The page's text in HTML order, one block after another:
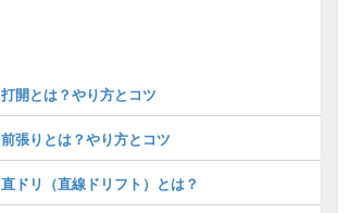
打開とは？やり方とコツ
前張りとは？やり方とコツ
直ドリ（直線ドリフト）とは？